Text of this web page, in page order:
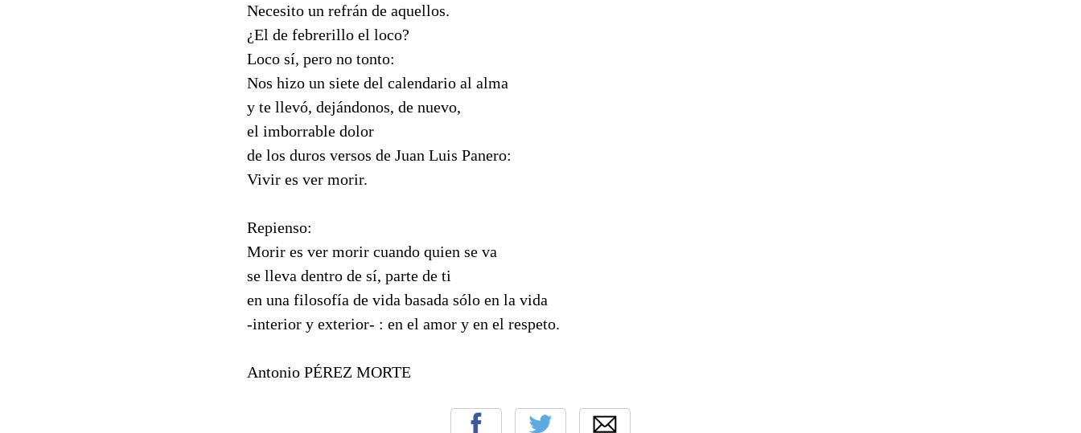
Necesito un refrán de aquellos.
¿El de febrerillo el loco?
Loco sí, pero no tonto:
Nos hizo un siete del calendario al alma
y te llevó, dejándonos, de nuevo,
el imborrable dolor
de los duros versos de Juan Luis Panero:
Vivir es ver morir.
Repienso:
Morir es ver morir cuando quien se va
se lleva dentro de sí, parte de ti
en una filosofía de vida basada sólo en la vida
-interior y exterior- : en el amor y en el respeto.
Antonio PÉREZ MORTE